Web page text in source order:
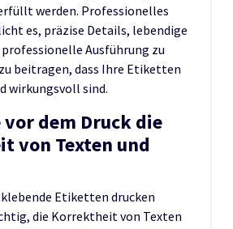
werden. Professionelles
es, präzise Details, lebendige
professionelle Ausführung zu
beitragen, dass Ihre Etiketten
wirkungsvoll sind.
vor dem Druck die
von Texten und
Etiketten drucken
die Korrektheit von Texten